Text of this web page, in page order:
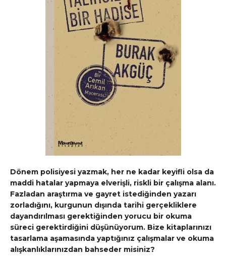
Dönem polisiyesi yazmak, her ne kadar keyifli olsa da
maddi hatalar yapmaya elverişli, riskli bir çalışma alanı.
Fazladan araştırma ve gayret istediğinden yazarı
zorladığını, kurgunun dışında tarihi gerçekliklere
dayandırılması gerektiğinden yorucu bir okuma
süreci gerektirdiğini düşünüyorum. Bize kitaplarınızı
tasarlama aşamasında yaptığınız çalışmalar ve okuma
alışkanlıklarınızdan bahseder misiniz?